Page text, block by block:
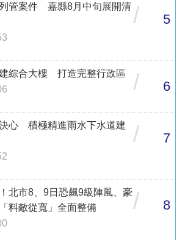
管案件 嘉縣8月中旬展開清 / 5
綜合大樓 打造完整行政區
/ 6
心 積極精進雨水下水道建
/ 7
北市8、9日恐飆9級陣風、豪
料敵從寬」全面整備
/ 8